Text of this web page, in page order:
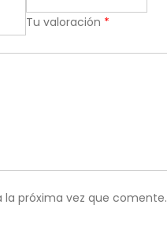
Tu valoración *
próxima vez que comente.